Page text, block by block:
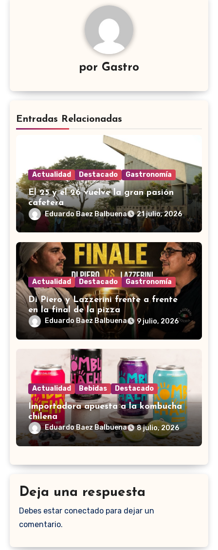
por Gastro
Entradas Relacionadas
Actualidad Destacado Gastronomía
El 25 y el 26 vuelve la gran pasión
cafetera
Eduardo Baez Balbuena 21 julio, 2026
Actualidad Destacado Gastronomía
Di Piero y Lazzerini frente a frente
en la final de la pizza
Eduardo Baez Balbuena 9 julio, 2026
Actualidad Bebidas Destacado
Importadora apuesta a la kombucha
chilena
Eduardo Baez Balbuena 8 julio, 2026
Deja una respuesta
Debes estar conectado para dejar un
comentario.